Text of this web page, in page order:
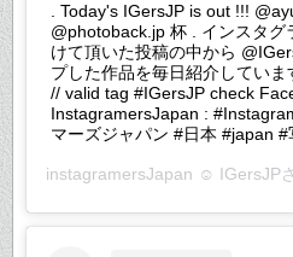
. Today's IGersJP is out !!!
@photoback.jp 杯 . インスタ
けて頂いた投稿の中から
プした作品を毎日紹介してい
// valid tag #IGersJP check
InstagramersJapan :
マーズジャパン #日本 #japan
instagramersJapan ☺︎ IGersJP